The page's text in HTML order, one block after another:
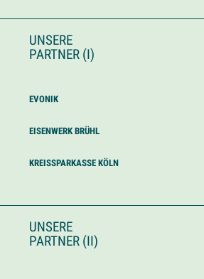
UNSERE
PARTNER (I)
EVONIK
EISENWERK BRÜHL
KREISSPARKASSE KÖLN
UNSERE
PARTNER (II)